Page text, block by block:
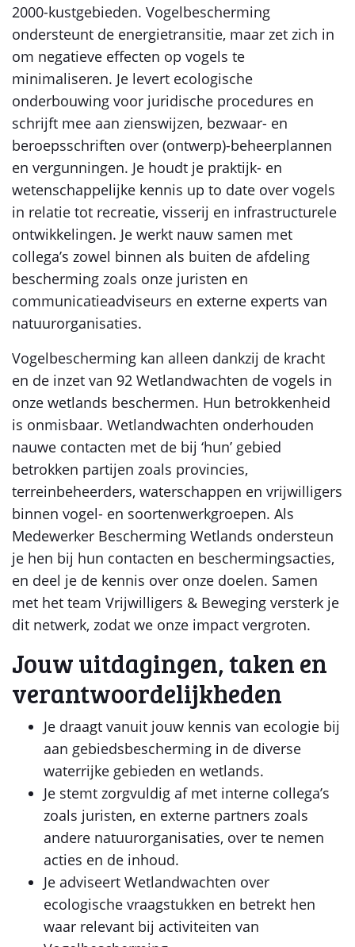
2000-kustgebieden. Vogelbescherming
ondersteunt de energietransitie, maar zet zich in
om negatieve effecten op vogels te
minimaliseren. Je levert ecologische
onderbouwing voor juridische procedures en
schrijft mee aan zienswijzen, bezwaar- en
beroepsschriften over (ontwerp)-beheerplannen
en vergunningen. Je houdt je praktijk- en
wetenschappelijke kennis up to date over vogels
in relatie tot recreatie, visserij en infrastructurele
ontwikkelingen. Je werkt nauw samen met
collega’s zowel binnen als buiten de afdeling
bescherming zoals onze juristen en
communicatieadviseurs en externe experts van
natuurorganisaties.
Vogelbescherming kan alleen dankzij de kracht
en de inzet van 92 Wetlandwachten de vogels in
onze wetlands beschermen. Hun betrokkenheid
is onmisbaar. Wetlandwachten onderhouden
nauwe contacten met de bij ‘hun’ gebied
betrokken partijen zoals provincies,
terreinbeheerders, waterschappen en vrijwilligers
binnen vogel- en soortenwerkgroepen. Als
Medewerker Bescherming Wetlands ondersteun
je hen bij hun contacten en beschermingsacties,
en deel je de kennis over onze doelen. Samen
met het team Vrijwilligers & Beweging versterk je
dit netwerk, zodat we onze impact vergroten.
Jouw uitdagingen, taken en
verantwoordelijkheden
Je draagt vanuit jouw kennis van ecologie bij
aan gebiedsbescherming in de diverse
waterrijke gebieden en wetlands.
Je stemt zorgvuldig af met interne collega’s
zoals juristen, en externe partners zoals
andere natuurorganisaties, over te nemen
acties en de inhoud.
Je adviseert Wetlandwachten over
ecologische vraagstukken en betrekt hen
waar relevant bij activiteiten van